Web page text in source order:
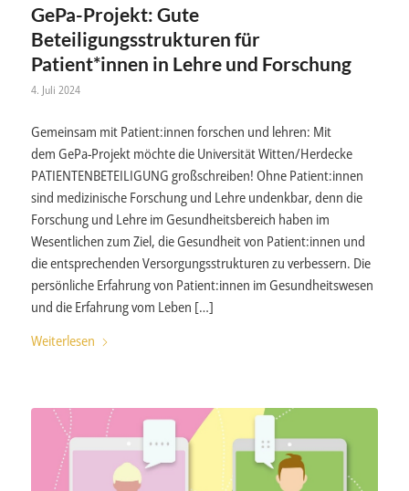
GePa-Projekt: Gute
Beteiligungsstrukturen für
Patient*innen in Lehre und Forschung
4. Juli 2024
Gemeinsam mit Patient:innen forschen und lehren: Mit
dem GePa-Projekt möchte die Universität Witten/Herdecke
PATIENTENBETEILIGUNG großschreiben! Ohne Patient:innen
sind medizinische Forschung und Lehre undenkbar, denn die
Forschung und Lehre im Gesundheitsbereich haben im
Wesentlichen zum Ziel, die Gesundheit von Patient:innen und
die entsprechenden Versorgungsstrukturen zu verbessern. Die
persönliche Erfahrung von Patient:innen im Gesundheitswesen
und die Erfahrung vom Leben […]
Weiterlesen